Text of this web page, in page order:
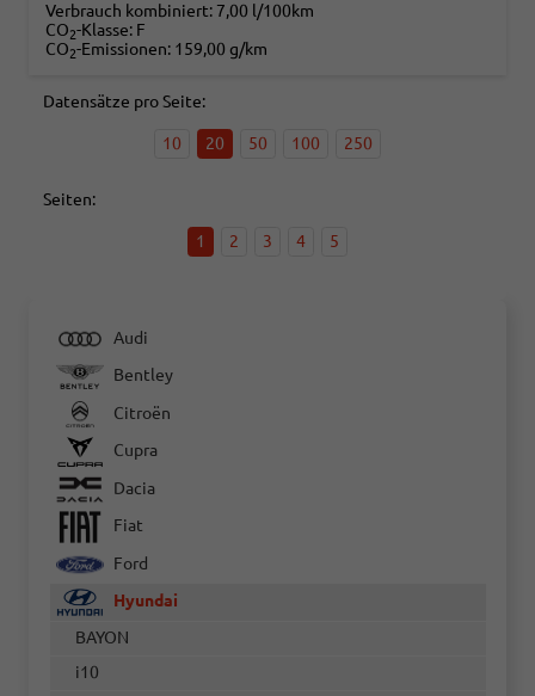
Verbrauch kombiniert: 7,00 l/100km
CO2-Klasse: F
CO2-Emissionen: 159,00 g/km
Datensätze pro Seite:
10 20 50 100 250
Seiten:
1 2 3 4 5
Audi
Bentley
Citroën
Cupra
Dacia
Fiat
Ford
Hyundai
BAYON
i10